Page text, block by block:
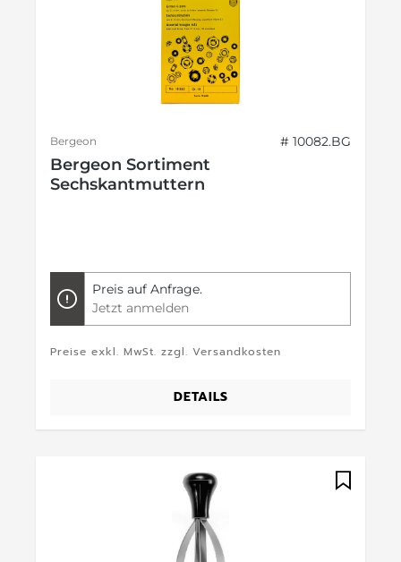
Bergeon # 10082.BG
Bergeon Sortiment
Sechskantmuttern
Preis auf Anfrage.
Jetzt anmelden
Preise exkl. MwSt. zzgl. Versandkosten
DETAILS